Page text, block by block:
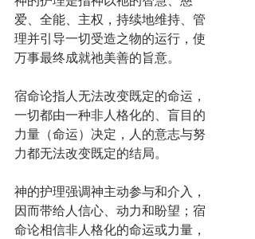
爱、全能、主权，持续地维持、管
理并引导一切受造之物的运行，使
万事最终成就祂美善的旨意。
宿命论指人无法改变既定的命运，
一切都由一种非人格化的、盲目的
力量（命运）决定，人的意志与努
力都无法改变既定的结局。
神的护理强调神主动参与和介入，
因而带给人信心、动力和盼望；宿
命论相信非人格化的命运或力量，